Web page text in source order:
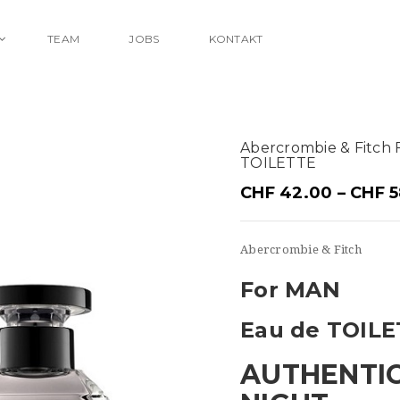
TEAM JOBS KONTAKT
Abercrombie & Fitch
TOILETTE
CHF42.00 – CHF
Abercrombie & Fitch
For MAN
Eau de